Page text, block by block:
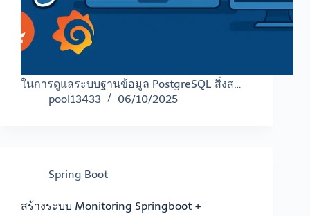
ในการดูแลระบบฐานข้อมูล PostgreSQL สิ่งส…
pool13433
06/10/2025
Spring Boot
สร้างระบบ Monitoring Springboot +